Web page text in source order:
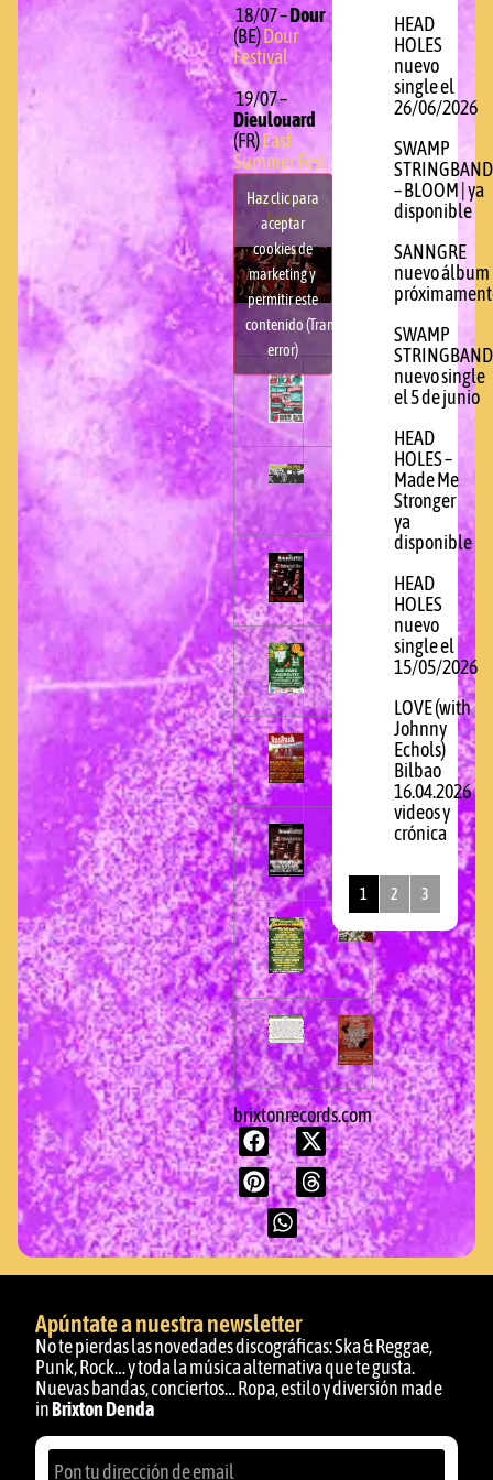
18/07 –Dour
(BE) Dour
Festival
19/07 –
Dieulouard
(FR) East
Summer Fest
more info,
here
Haz clic para
aceptar
cookies de
marketing y
permitir este
contenido (Translation
error)
brixtonrecords.com
HEAD
HOLES
nuevo
single el
26/06/2026
SWAMP
STRINGBAND
– BLOOM | ya
disponible
SANNGRE
nuevo álbum
SWAMP
STRINGBAND
nuevo single
el 5 de junio
HEAD
HOLES –
Made Me
Stronger
ya
disponible
HEAD
HOLES
nuevo
single el
15/05/2026
LOVE (with
Johnny
Echols)
Bilbao
16.04.2026
videos y
crónica
1 2 3
Apúntate a nuestra newsletter
No te pierdas las novedades discográficas: Ska & Reggae,
Punk, Rock… y toda la música alternativa que te gusta.
Nuevas bandas, conciertos… Ropa, estilo y diversión made
inBrixton Denda